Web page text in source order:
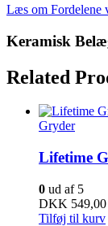
Læs om Fordelene
Keramisk
Related
Gryder
Lifetime
0 ud af 5
DKK 549,00
Tilføj til kurv